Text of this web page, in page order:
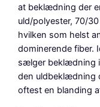
at beklædning der
uld/polyester, 70/
hvilken som helst
dominerende fiber.
sælger beklædning
den uldbeklædning
oftest en blanding